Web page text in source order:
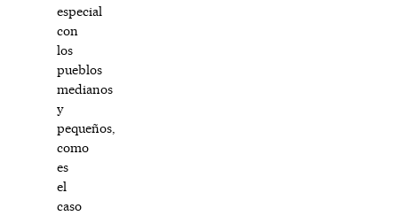
especial
con
los
pueblos
medianos
y
pequeños,
como
es
el
caso